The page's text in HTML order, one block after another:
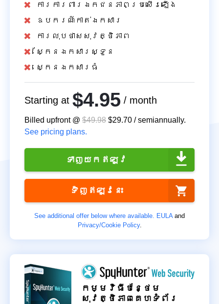
ការការពារឯកជនភាពប្រសើរឡើង
ឧបករណ៍កាត់ឯកសារ
ការលុបថាសសុវត្ថិភាព
ស្កែនឯកសារស្ទួន
ស្កេនឯកសារធំ
Starting at $4.95 / month
Billed upfront @ $49.98 $29.70 /semiannually.
See pricing plans.
ទាញ​យក​ឥឡូវ
ទិញ​ឥឡូវនេះ
See additional offer below where available. EULAand
Privacy/Cookie Policy.
កម្មវិធីបន្ថែម
សុវត្ថិភាពគេហទំព័រ